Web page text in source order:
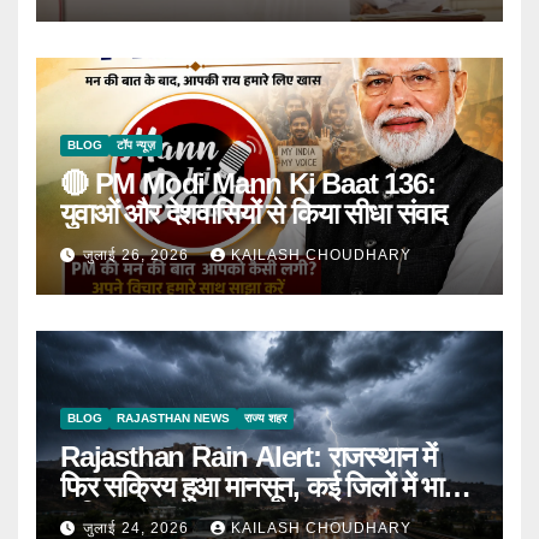
BLOG टॉप न्यूज़
🔴 PM Modi Mann Ki Baat 136:
युवाओं और देशवासियों से किया सीधा संवाद
जुलाई 26, 2026 KAILASH CHOUDHARY
BLOG RAJASTHAN NEWS राज्य शहर
Rajasthan Rain Alert: राजस्थान में
फिर सक्रिय हुआ मानसून, कई जिलों में भारी
बारिश का Alert
जुलाई 24, 2026 KAILASH CHOUDHARY